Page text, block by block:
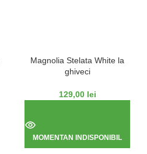
Magnolia Stelata White la
ghiveci
129,00 lei
MOMENTAN INDISPONIBIL